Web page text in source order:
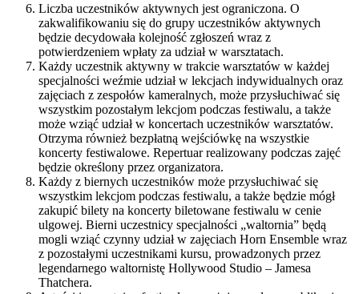
Liczba uczestników aktywnych jest ograniczona. O
zakwalifikowaniu się do grupy uczestników aktywnych
będzie decydowała kolejność zgłoszeń wraz z
potwierdzeniem wpłaty za udział w warsztatach.
Każdy uczestnik aktywny w trakcie warsztatów w każdej
specjalności weźmie udział w lekcjach indywidualnych oraz
zajęciach z zespołów kameralnych, może przysłuchiwać się
wszystkim pozostałym lekcjom podczas festiwalu, a także
może wziąć udział w koncertach uczestników warsztatów.
Otrzyma również bezpłatną wejściówkę na wszystkie
koncerty festiwalowe. Repertuar realizowany podczas zajęć
będzie określony przez organizatora.
Każdy z biernych uczestników może przysłuchiwać się
wszystkim lekcjom podczas festiwalu, a także będzie mógł
zakupić bilety na koncerty biletowane festiwalu w cenie
ulgowej. Bierni uczestnicy specjalności „waltornia” będą
mogli wziąć czynny udział w zajęciach Horn Ensemble wraz
z pozostałymi uczestnikami kursu, prowadzonych przez
legendarnego waltornistę Hollywood Studio – Jamesa
Thatchera.